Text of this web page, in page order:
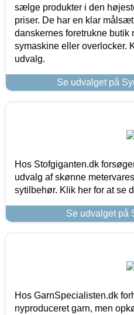
sælge produkter i den
priser. De har en klar
danskernes foretrukne butik
symaskine eller overlocker.
udvalg.
Se udvalget på
Hos Stofgiganten.dk
udvalg af skønne
sytilbehør. Klik her for at se
Se udvalget på
Hos GarnSpecialisten.dk
nyproduceret garn, men